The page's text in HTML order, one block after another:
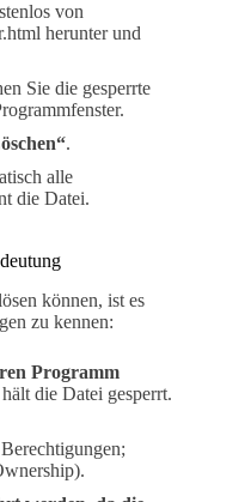
von
herunter und
Sie die gesperrte
.
alle
die Datei.
können, ist es
zu kennen:
Programm
die Datei gesperrt.